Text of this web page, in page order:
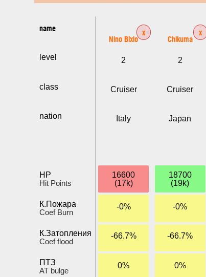
name
level
class
nation
HP
Hit Points
К.Пожара
Coef Burn
К.Затопления
Coef flood
ПТЗ
AT bulge
Nino Bixio
x
2
Cruiser
Italy
16600
(17k)
-0%
-66.7%
0%
Chikuma
x
2
Cruiser
Japan
18700
(19k)
-0%
-66.7%
0%